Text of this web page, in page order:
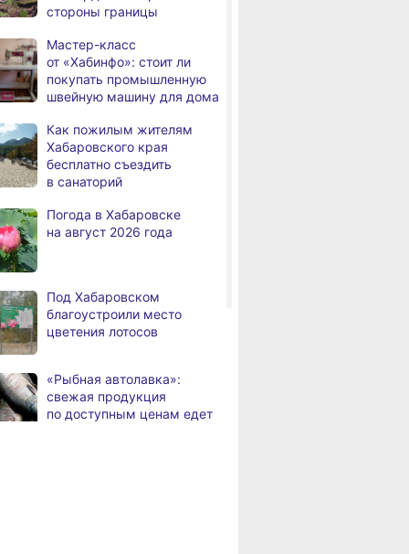
ЗАВЕРШЁН
человек
В Хабаровске из горящей
квартиры на Чехова
эвакуировали 6 человек
Хабаровского края
установился высокий класс
пожарной опасности
Хабаровского края
модернизировали 4G
возрождает
Дальневосточную студию
кинохроники
В команду крупного
издательского дома
требуется специалист
по документообороту
стороны границы
Мастер-класс
от «Хабинфо»: стоит ли
покупать промышленную
швейную машину для дома
Как пожилым жителям
Хабаровского края
бесплатно съездить
в санаторий
Погода в Хабаровске
на август 2026 года
Под Хабаровском
благоустроили место
цветения лотосов
«Рыбная автолавка»:
свежая продукция
по доступным ценам едет